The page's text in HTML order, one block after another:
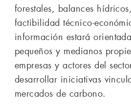
forestales, balances
factibilidad técnico-
información estará
pequeños y medianos
empresas y actores del
desarrollar iniciativas
mercados de carbono.